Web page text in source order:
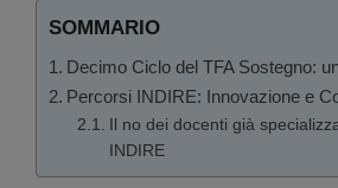
SOMMARIO
Decimo Ciclo del TFA Sostegno:
Percorsi INDIRE: Innovazione e
Il no dei docenti già
INDIRE